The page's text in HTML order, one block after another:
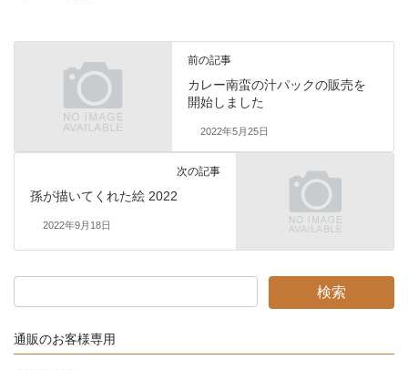
前の記事
カレー南蛮の汁パックの販売を
開始しました
2022年5月25日
次の記事
孫が描いてくれた絵 2022
2022年9月18日
通販のお客様専用